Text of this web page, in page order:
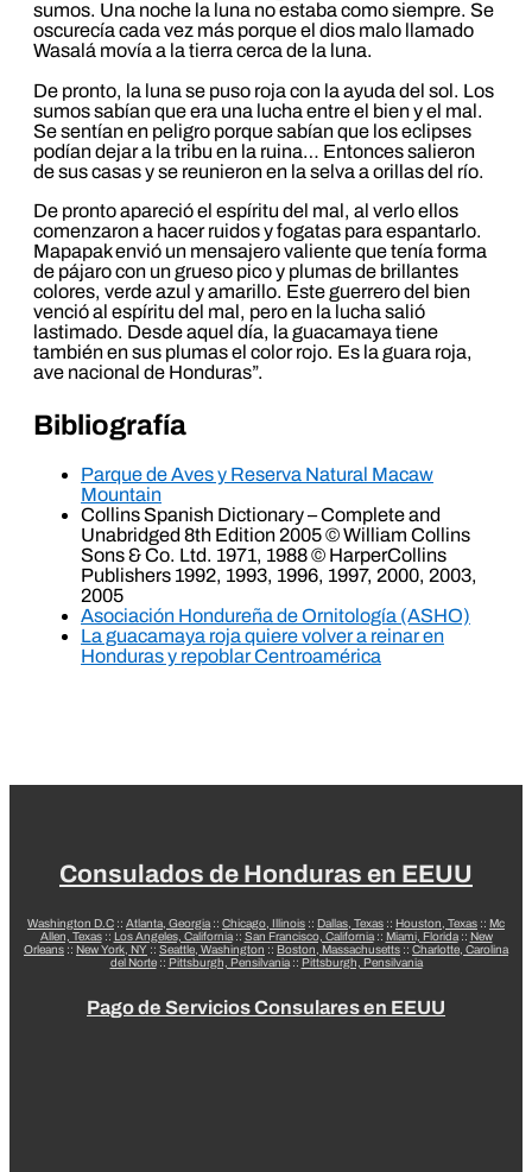
sumos. Una noche la luna no estaba como siempre. Se
oscurecía cada vez más porque el dios malo llamado
Wasalá movía a la tierra cerca de la luna.
De pronto, la luna se puso roja con la ayuda del sol. Los
sumos sabían que era una lucha entre el bien y el mal.
Se sentían en peligro porque sabían que los eclipses
podían dejar a la tribu en la ruina… Entonces salieron
de sus casas y se reunieron en la selva a orillas del río.
De pronto apareció el espíritu del mal, al verlo ellos
comenzaron a hacer ruidos y fogatas para espantarlo.
Mapapak envió un mensajero valiente que tenía forma
de pájaro con un grueso pico y plumas de brillantes
colores, verde azul y amarillo. Este guerrero del bien
venció al espíritu del mal, pero en la lucha salió
lastimado. Desde aquel día, la guacamaya tiene
también en sus plumas el color rojo. Es la guara roja,
ave nacional de Honduras”.
Bibliografía
Parque de Aves y Reserva Natural Macaw
Mountain
Collins Spanish Dictionary – Complete and
Unabridged 8th Edition 2005 © William Collins
Sons & Co. Ltd. 1971, 1988 © HarperCollins
Publishers 1992, 1993, 1996, 1997, 2000, 2003,
2005
Asociación Hondureña de Ornitología (ASHO)
La guacamaya roja quiere volver a reinar en
Honduras y repoblar Centroamérica
Consulados de Honduras en EEUU
Washington D.C :: Atlanta, Georgia :: Chicago, Illinois :: Dallas, Texas :: Houston, Texas :: Mc
Allen, Texas:: Los Angeles, California:: San Francisco, California:: Miami, Florida:: New
Orleans :: New York, NY :: Seattle, Washington :: Boston, Massachusetts :: Charlotte, Carolina
del Norte:: Pittsburgh, Pensilvania:: Pittsburgh, Pensilvania
Pago de Servicios Consulares en EEUU